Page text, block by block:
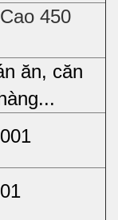
450
ăn, căn